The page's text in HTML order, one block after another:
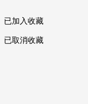
已加入收藏
已取消收藏